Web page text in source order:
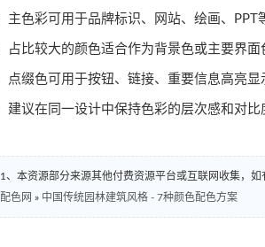
主色彩可用于品牌标识、网站、绘画、PPT
占比较大的颜色适合作为背景色或主要界面
点缀色可用于按钮、链接、重要信息高亮显
建议在同一设计中保持色彩的层次感和对比
1、本资源部分来源其他付费资源平台或互联网收集，如
配色网 » 中国传统园林建筑风格 - 7种颜色配色方案